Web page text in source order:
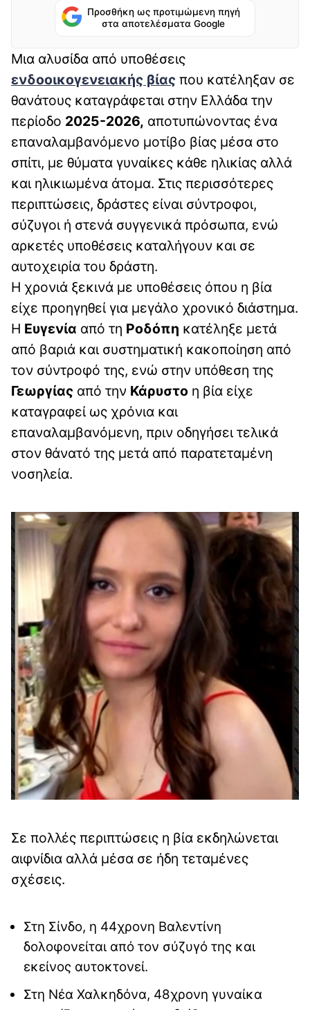
Προσθήκη ως προτιμώμενη πηγή
στα αποτελέσματα Google
Μια αλυσίδα από υποθέσεις
ενδοοικογενειακής βίας που κατέληξαν σε
θανάτους καταγράφεται στην Ελλάδα την
περίοδο 2025-2026, αποτυπώνοντας ένα
επαναλαμβανόμενο μοτίβο βίας μέσα στο
σπίτι, με θύματα γυναίκες κάθε ηλικίας αλλά
και ηλικιωμένα άτομα. Στις περισσότερες
περιπτώσεις, δράστες είναι σύντροφοι,
σύζυγοι ή στενά συγγενικά πρόσωπα, ενώ
αρκετές υποθέσεις καταλήγουν και σε
αυτοχειρία του δράστη.
Η χρονιά ξεκινά με υποθέσεις όπου η βία
είχε προηγηθεί για μεγάλο χρονικό διάστημα.
Η Ευγενία από τη Ροδόπη κατέληξε μετά
από βαριά και συστηματική κακοποίηση από
τον σύντροφό της, ενώ στην υπόθεση της
Γεωργίας από την Κάρυστο η βία είχε
καταγραφεί ως χρόνια και
επαναλαμβανόμενη, πριν οδηγήσει τελικά
στον θάνατό της μετά από παρατεταμένη
νοσηλεία.
Σε πολλές περιπτώσεις η βία εκδηλώνεται
αιφνίδια αλλά μέσα σε ήδη τεταμένες
σχέσεις.
Στη Σίνδο, η 44χρονη Βαλεντίνη
δολοφονείται από τον σύζυγό της και
εκείνος αυτοκτονεί.
Στη Νέα Χαλκηδόνα, 48χρονη γυναίκα